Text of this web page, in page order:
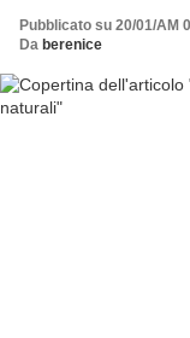
Pubblicato su 20/01/AM
Da berenice